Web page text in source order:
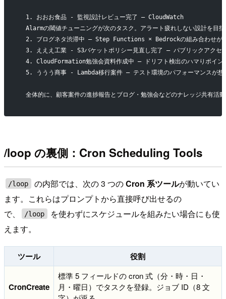
  1. おおお食品 - 監視設計レビュー完了 — CloudWatch
Alarmの閾値チューニングが次のタスク。アラート疲れしない設計を目
2. ブログネタ渋滞中 — Step Functions × Bedrockの組み合わせが
3. えええ工業 - S3バケットポリシー見直し完了 — パブリックアクセ
4. CloudFormation勉強会資料作成中 — ドリフト検出のハマりポイン
5. ううう商事 - Lambda移行案件 — テスト環境のパフォーマンスが想
全体的に、顧客案件の進捗報告とブログ・勉強会などのナレッジ共有活
/loop の裏側：Cron Scheduling Tools
/loop の内部では、次の 3 つのCron 系ツールが動いてい
ます。これらはプロンプトから直接呼び出せるの
で、
/loop
を使わずにスケジュールを組みたい場合にも使
えます。
ツール 役割
CronCreate
標準 5 フィールドの cron 式（分・時・日・
月・曜日）でタスクを登録。ジョブ ID（8 文